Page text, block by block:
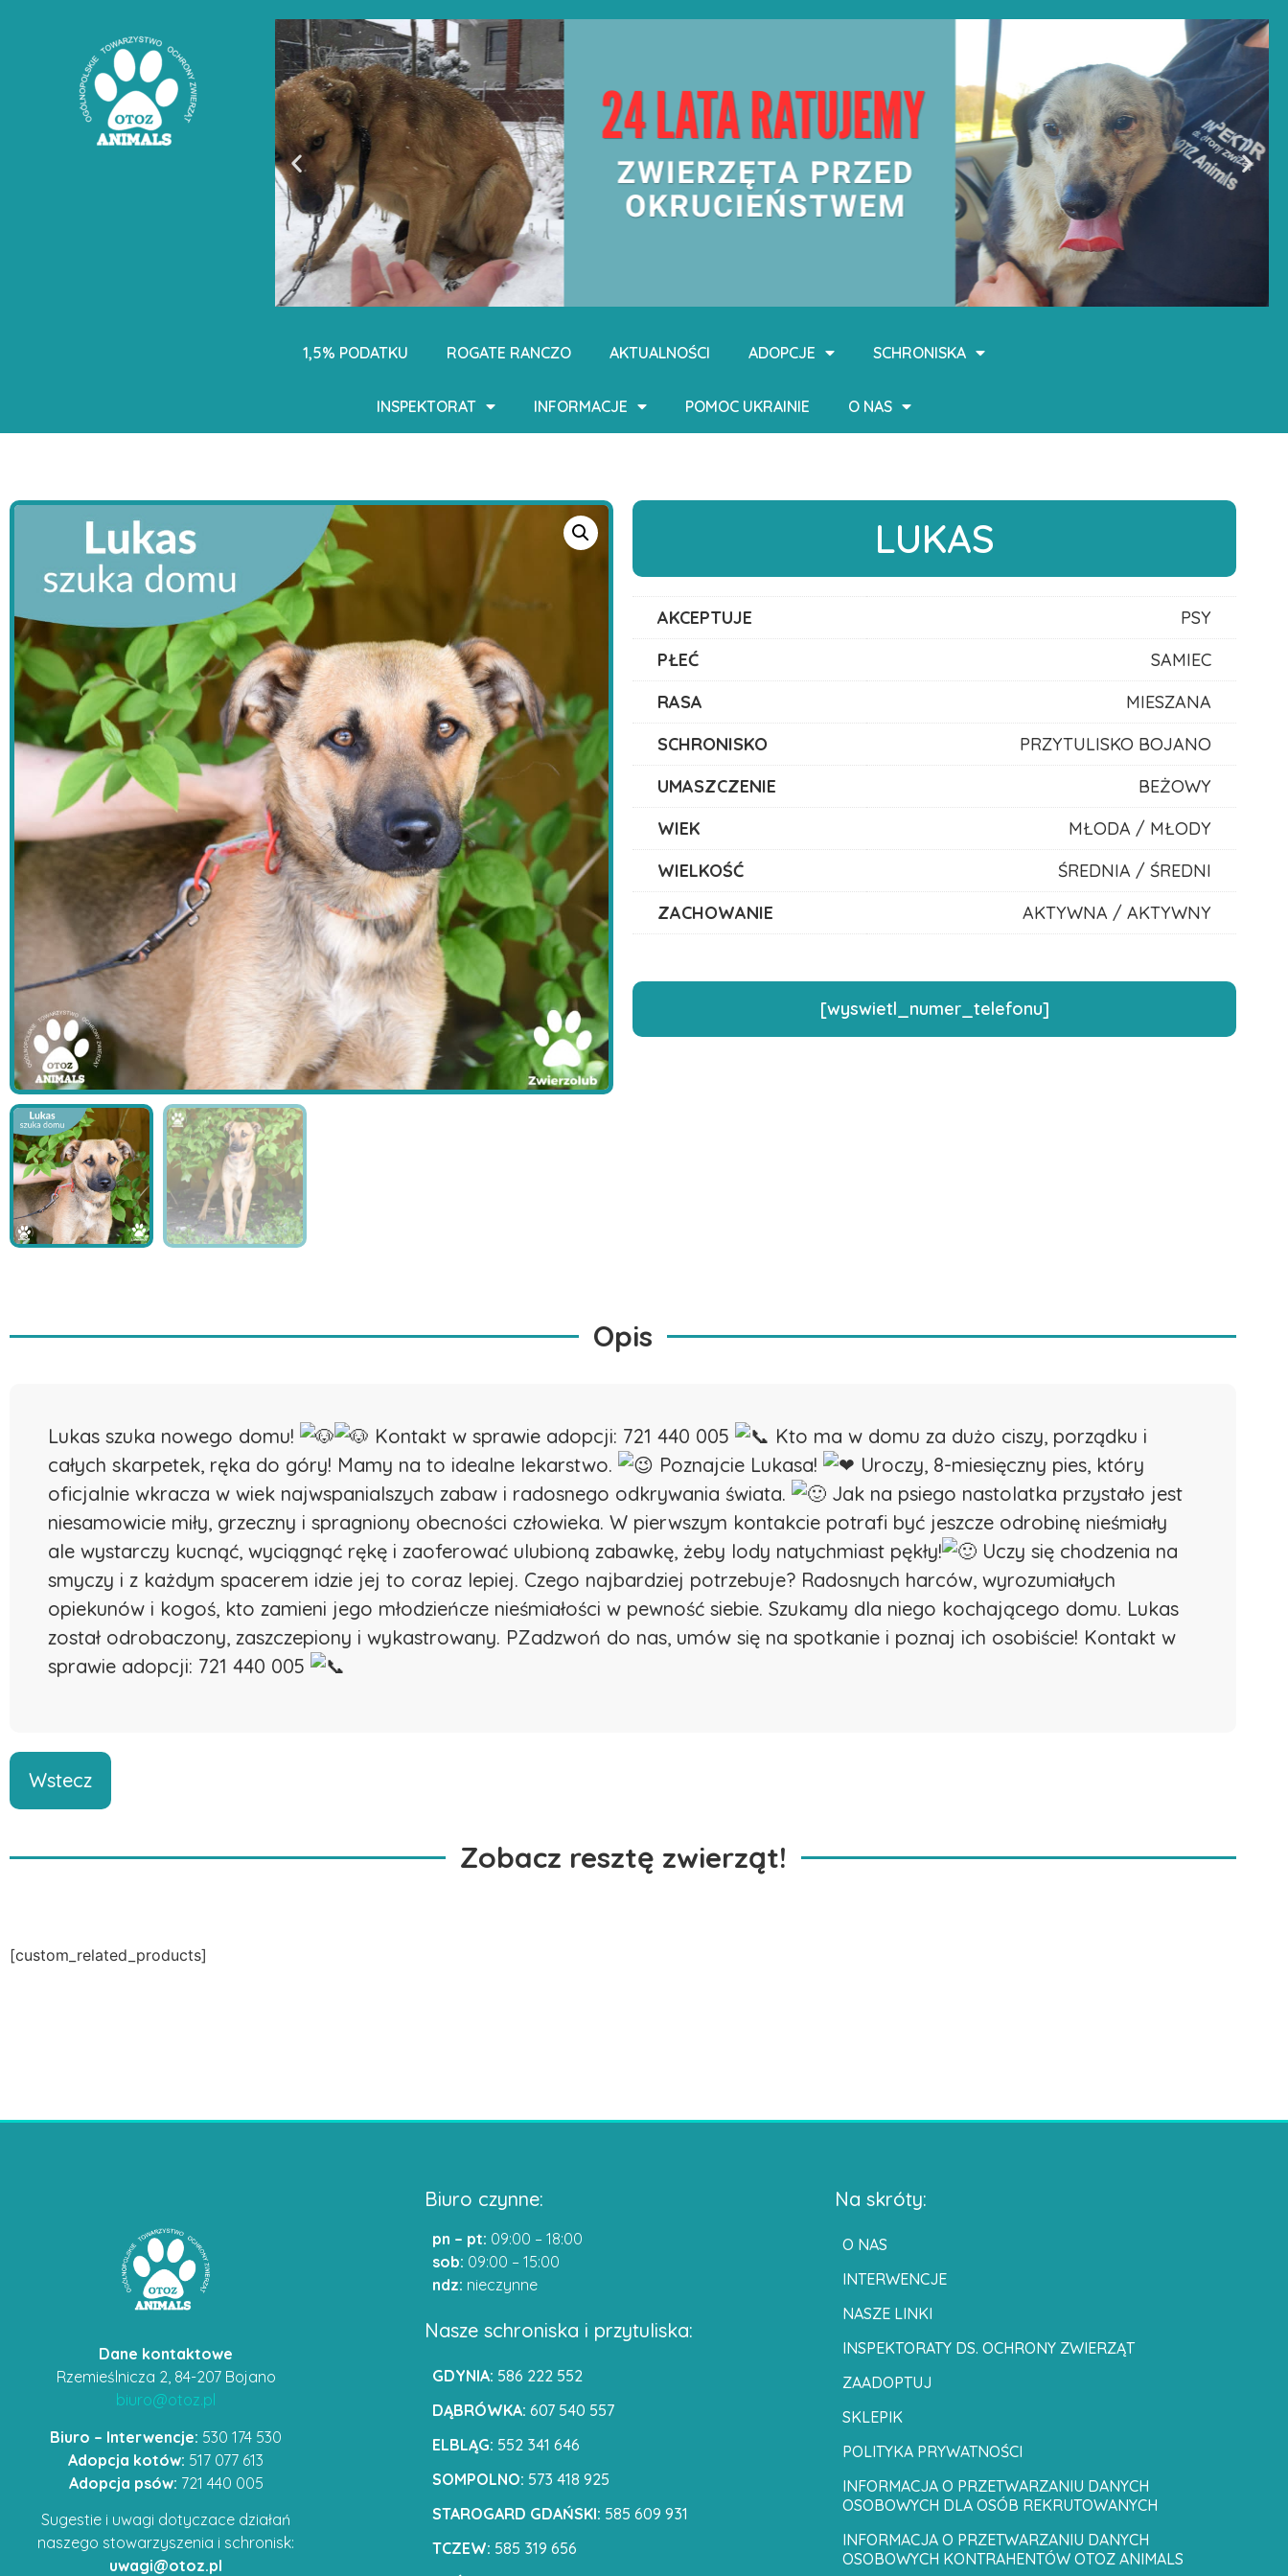
1,5% PODATKU ROGATE RANCZO AKTUALNOŚCI ADOPCJE SCHRONISKA
INSPEKTORAT INFORMACJE POMOC UKRAINIE O NAS
LUKAS
AKCEPTUJE
PSY
PŁEĆ
SAMIEC
RASA
MIESZANA
SCHRONISKO
PRZYTULISKO BOJANO
UMASZCZENIE
BEŻOWY
WIEK
MŁODA / MŁODY
WIELKOŚĆ
ŚREDNIA / ŚREDNI
ZACHOWANIE
AKTYWNA / AKTYWNY
[wyswietl_numer_telefonu]
Opis
Lukas szuka nowego domu! Kontakt w sprawie adopcji: 721 440 005
Kto ma w domu za dużo ciszy, porządku i
całych skarpetek, ręka do góry! Mamy na to idealne lekarstwo.
Poznajcie Lukasa!
Uroczy, 8-miesięczny pies, który
oficjalnie wkracza w wiek najwspanialszych zabaw i radosnego odkrywania świata.
Jak na psiego nastolatka przystało jest
niesamowicie miły, grzeczny i spragniony obecności człowieka. W pierwszym kontakcie potrafi być jeszcze odrobinę nieśmiały
ale wystarczy kucnąć, wyciągnąć rękę i zaoferować ulubioną zabawkę, żeby lody natychmiast pękły!
Uczy się chodzenia na
smyczy i z każdym spacerem idzie jej to coraz lepiej. Czego najbardziej potrzebuje? Radosnych harców, wyrozumiałych
opiekunów i kogoś, kto zamieni jego młodzieńcze nieśmiałości w pewność siebie. Szukamy dla niego kochającego domu. Lukas
został odrobaczony, zaszczepiony i wykastrowany. PZadzwoń do nas, umów się na spotkanie i poznaj ich osobiście! Kontakt w
sprawie adopcji: 721 440 005
Wstecz
Zobacz resztę zwierząt!
[custom_related_products]
Dane kontaktowe
Rzemieślnicza 2, 84-207 Bojano
biuro@otoz.pl
Biuro – Interwencje: 530 174 530
Adopcja kotów: 517 077 613
Adopcja psów: 721 440 005
Sugestie i uwagi dotyczace działań
naszego stowarzyszenia i schronisk:
uwagi@otoz.pl
Biuro czynne:
pn – pt: 09:00 – 18:00
sob: 09:00 – 15:00
ndz: nieczynne
Nasze schroniska i przytuliska:
GDYNIA: 586 222 552
DĄBRÓWKA: 607 540 557
ELBLĄG: 552 341 646
SOMPOLNO: 573 418 925
STAROGARD GDAŃSKI: 585 609 931
TCZEW: 585 319 656
Na skróty:
O NAS
INTERWENCJE
NASZE LINKI
INSPEKTORATY DS. OCHRONY ZWIERZĄT
ZAADOPTUJ
SKLEPIK
POLITYKA PRYWATNOŚCI
INFORMACJA O PRZETWARZANIU DANYCH
OSOBOWYCH DLA OSÓB REKRUTOWANYCH
INFORMACJA O PRZETWARZANIU DANYCH
OSOBOWYCH KONTRAHENTÓW OTOZ ANIMALS